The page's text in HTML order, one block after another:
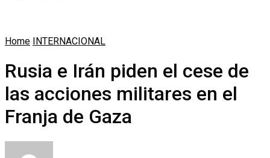
Home INTERNACIONAL
Rusia e Irán piden el cese de
las acciones militares en el
Franja de Gaza